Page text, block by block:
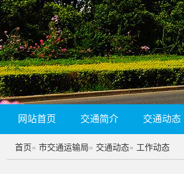
网站首页 交通简介 交通动态
首页» 市交通运输局» 交通动态» 工作动态